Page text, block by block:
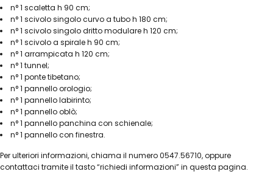
n° 1 scaletta h 90 cm;
n° 1 scivolo singolo curvo a tubo h 180 cm;
n° 1 scivolo singolo dritto modulare h 120 cm;
n° 1 scivolo a spirale h 90 cm;
n° 1 arrampicata h 120 cm;
n° 1 tunnel;
n° 1 ponte tibetano;
n° 1 pannello orologio;
n° 1 pannello labirinto;
n° 1 pannello oblò;
n° 1 pannello panchina con schienale;
n° 1 pannello con finestra.
Per ulteriori informazioni, chiama il numero 0547.56710, oppure
contattaci tramite il tasto “richiedi informazioni” in questa pagina.